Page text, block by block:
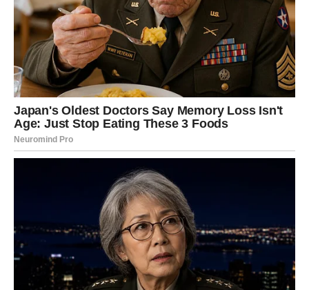
✓ Sudbinska ljubav
Ako je Škorpija sama – decembar donosisusret.
Ako je u vezi – dolazi do preokreta na bolje.
Ako je u prekidu – stiže poruka koja menja sve.
Zašto je Škorpija u izabranim
znakovima?
Jer je predugo ćutala, borila se, praštala i izdržala ono što
Decembar je trenutak u kojem sudbina kaže:
„Dosta je bilo bola. Sada je vreme za tvoju nagradu.“